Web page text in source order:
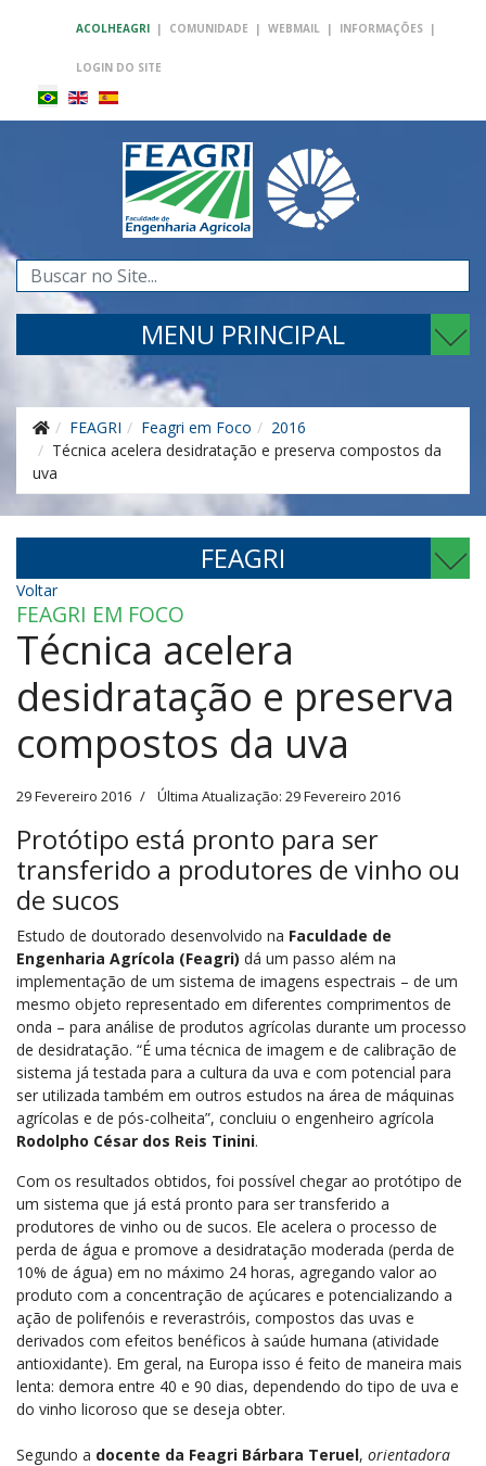
ACOLHEAGRI | COMUNIDADE | WEBMAIL | INFORMAÇÕES |
LOGIN DO SITE
Pesquisar...
MENU PRINCIPAL
FEAGRI Feagri em Foco
2016
Técnica acelera desidratação e preserva compostos da
uva
FEAGRI
Voltar
FEAGRI EM FOCO
Técnica acelera
desidratação e preserva
compostos da uva
29 Fevereiro 2016 Última Atualização: 29 Fevereiro 2016
Protótipo está pronto para ser
transferido a produtores de vinho ou
de sucos
Estudo de doutorado desenvolvido na Faculdade de
Engenharia Agrícola (Feagri) dá um passo além na
implementação de um sistema de imagens espectrais – de um
mesmo objeto representado em diferentes comprimentos de
onda – para análise de produtos agrícolas durante um processo
de desidratação. “É uma técnica de imagem e de calibração de
sistema já testada para a cultura da uva e com potencial para
ser utilizada também em outros estudos na área de máquinas
agrícolas e de pós-colheita”, concluiu o engenheiro agrícola
Rodolpho César dos Reis Tinini.
Com os resultados obtidos, foi possível chegar ao protótipo de
um sistema que já está pronto para ser transferido a
produtores de vinho ou de sucos. Ele acelera o processo de
perda de água e promove a desidratação moderada (perda de
10% de água) em no máximo 24 horas, agregando valor ao
produto com a concentração de açúcares e potencializando a
ação de polifenóis e reverastróis, compostos das uvas e
derivados com efeitos benéficos à saúde humana (atividade
antioxidante). Em geral, na Europa isso é feito de maneira mais
lenta: demora entre 40 e 90 dias, dependendo do tipo de uva e
do vinho licoroso que se deseja obter.
Segundo a docente da Feagri Bárbara Teruel, orientadora